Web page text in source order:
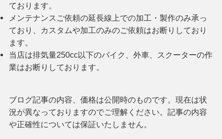
ております。
メンテナンスご依頼の延長線上での加工・製作のみ承っ
ており、カスタムや加工のみのご依頼はお断りしており
ます。
当店は排気量250cc以下のバイク、外車、スクーターの作
業はお断りしております。
ブログ記事の内容、価格は公開時のものです。現在は状
況が異なっておりますのでご理解ください。記事の内容
や正確性については保証いたしません。